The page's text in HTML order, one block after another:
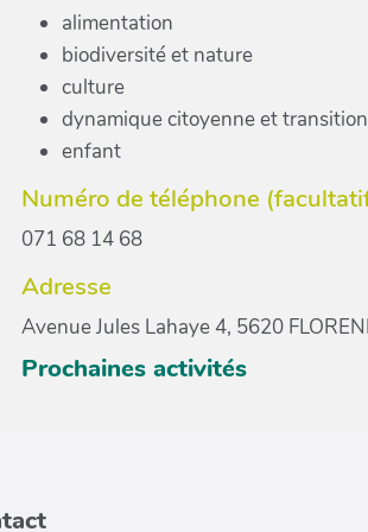
alimentation
biodiversité et nature
culture
dynamique citoyenne et transition
enfant
Numéro de téléphone
071 68 14 68
Adresse
Avenue Jules Lahaye 4, 5620
Prochaines activités